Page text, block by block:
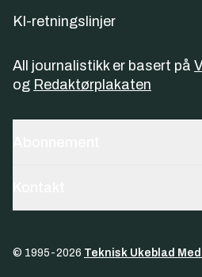
KI-retningslinjer
All journalistikk er basert på
og Redaktørplakaten
© 1995-2026 Teknisk Ukeblad